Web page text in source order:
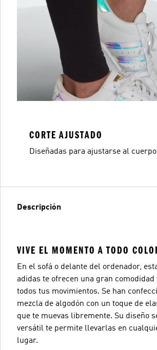
CORTE AJUSTADO
Diseñadas para ajustarse al
Descripción
VIVE EL MOMENTO A TODO
En el sofá o delante del ordenador,
adidas te ofrecen una gran comodidad
todos tus movimientos. Se han
mezcla de algodón con un toque de
que te muevas libremente. Su diseño
versátil te permite llevarlas en
lugar.